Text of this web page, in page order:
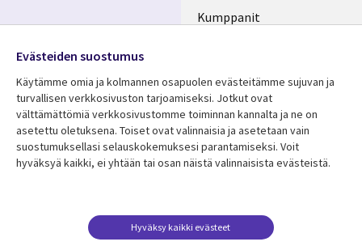
Kumppanit
Resurssikeskus
Library
FINLAND
Asiakastarinat
Lisätietoa
Legal
Tietosuoja
Käyttöehdot
Media
FINLAND
Evästeiden suostumus
Käytämme omia ja kolmannen osapuolen evästeitämme sujuvan ja
turvallisen verkkosivuston tarjoamiseksi. Jotkut ovat
välttämättömiä verkkosivustomme toiminnan kannalta ja ne on
asetettu oletuksena. Toiset ovat valinnaisia ​​ja asetetaan vain
suostumuksellasi selauskokemuksesi parantamiseksi. Voit
hyväksyä kaikki, ei yhtään tai osan näistä valinnaisista evästeistä.
Hyväksy kaikki evästeet